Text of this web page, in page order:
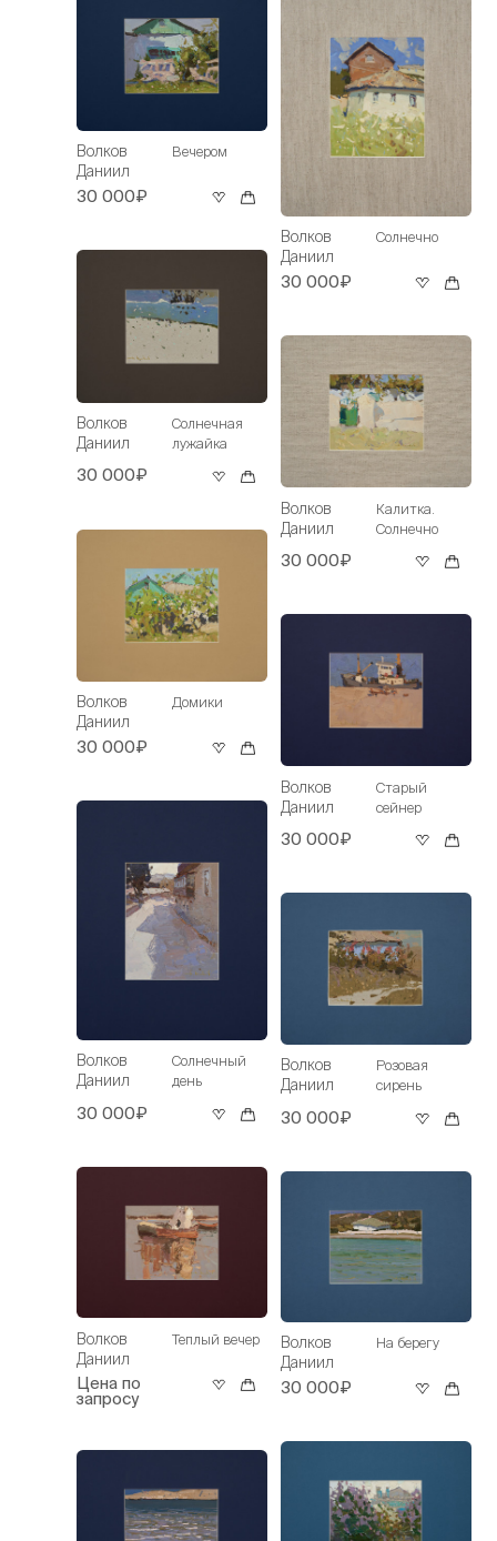
Волков
Даниил
Вечером
30 000₽
Волков
Даниил
Солнечная
лужайка
30 000₽
Волков
Даниил
Домики
30 000₽
Волков
Даниил
Солнечный
день
30 000₽
Волков
Даниил
Теплый вечер
Цена по
запросу
Волков
Даниил
Солнечно
30 000₽
Волков
Даниил
Калитка.
Солнечно
30 000₽
Волков
Даниил
Старый
сейнер
30 000₽
Волков
Даниил
Розовая
сирень
30 000₽
Волков
Даниил
На берегу
30 000₽